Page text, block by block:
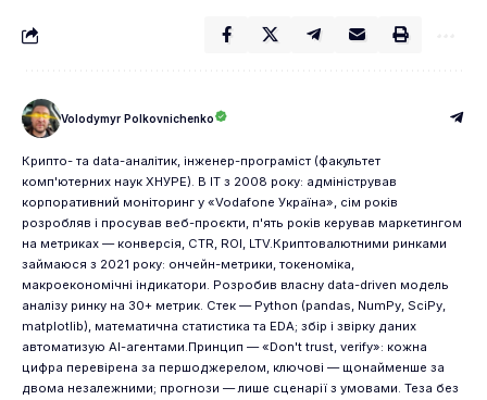
Volodymyr Polkovnichenko
Крипто- та data-аналітик, інженер-програміст (факультет
комп'ютерних наук ХНУРЕ). В IT з 2008 року: адміністрував
корпоративний моніторинг у «Vodafone Україна», сім років
розробляв і просував веб-проєкти, п'ять років керував маркетингом
на метриках — конверсія, CTR, ROI, LTV.Криптовалютними ринками
займаюся з 2021 року: ончейн-метрики, токеноміка,
макроекономічні індикатори. Розробив власну data-driven модель
аналізу ринку на 30+ метрик. Стек — Python (pandas, NumPy, SciPy,
matplotlib), математична статистика та EDA; збір і звірку даних
автоматизую AI-агентами.Принцип — «Don't trust, verify»: кожна
цифра перевірена за першоджерелом, ключові — щонайменше за
двома незалежними; прогнози — лише сценарії з умовами. Теза без